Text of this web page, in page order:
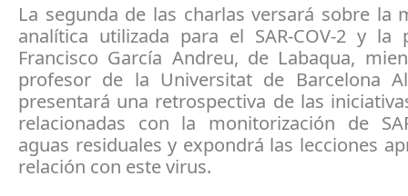
La segunda de las charlas versará sobre la
analítica utilizada para el SAR-COV-2 y la
Francisco García Andreu, de Labaqua,
profesor de la Universitat de Barcelona
presentará una retrospectiva de las
relacionadas con la monitorización de
aguas residuales y expondrá las lecciones
relación con este virus.